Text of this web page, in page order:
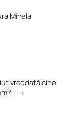
Minela
vreodată cine
→